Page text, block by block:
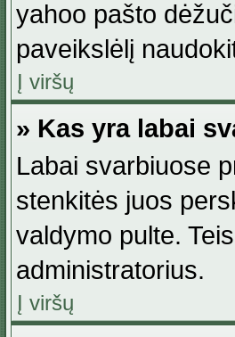
yahoo pašto
paveikslėlį
Į viršų
» Kas yra labai
Labai svarbiuose
stenkitės juos
valdymo pulte.
administratorius.
Į viršų